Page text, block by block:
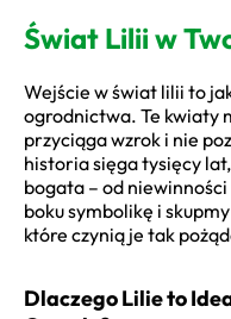
Świat Lilii w
Wejście w świat lilii to
ogrodnictwa. Te kwiaty
przyciąga wzrok i nie
historia sięga tysięcy
bogata – od
boku symbolikę i
które czynią je tak
Dlaczego Lilie to